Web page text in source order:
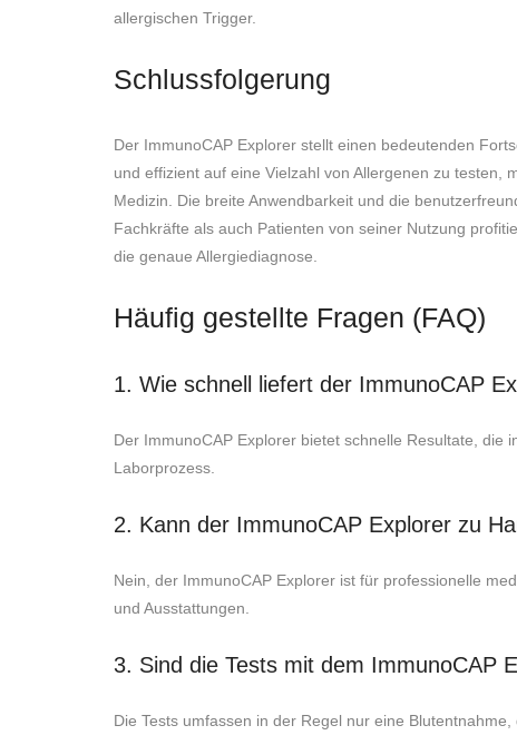
allergischen Trigger.
Schlussfolgerung
Der ImmunoCAP Explorer stellt einen bedeutenden
und effizient auf eine Vielzahl von Allergenen zu testen,
Medizin. Die breite Anwendbarkeit und die
Fachkräfte als auch Patienten von seiner Nutzung
die genaue Allergiediagnose.
Häufig gestellte Fragen (FAQ)
1. Wie schnell liefert der ImmunoCAP
Der ImmunoCAP Explorer bietet schnelle Resultate,
Laborprozess.
2. Kann der ImmunoCAP Explorer zu
Nein, der ImmunoCAP Explorer ist für professionelle
und Ausstattungen.
3. Sind die Tests mit dem ImmunoCAP
Die Tests umfassen in der Regel nur eine